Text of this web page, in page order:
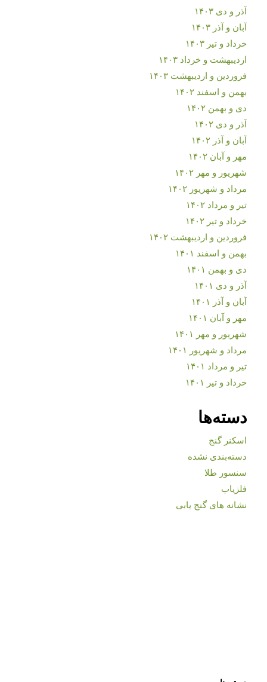
آذر و دی ۱۴۰۳
آبان و آذر ۱۴۰۳
خرداد و تیر ۱۴۰۳
اردیبهشت و خرداد ۱۴۰۳
فروردین و اردیبهشت ۱۴۰۳
بهمن و اسفند ۱۴۰۲
دی و بهمن ۱۴۰۲
آذر و دی ۱۴۰۲
آبان و آذر ۱۴۰۲
مهر و آبان ۱۴۰۲
شهریور و مهر ۱۴۰۲
مرداد و شهریور ۱۴۰۲
تیر و مرداد ۱۴۰۲
خرداد و تیر ۱۴۰۲
فروردین و اردیبهشت ۱۴۰۲
بهمن و اسفند ۱۴۰۱
دی و بهمن ۱۴۰۱
آذر و دی ۱۴۰۱
آبان و آذر ۱۴۰۱
مهر و آبان ۱۴۰۱
شهریور و مهر ۱۴۰۱
مرداد و شهریور ۱۴۰۱
تیر و مرداد ۱۴۰۱
خرداد و تیر ۱۴۰۱
دسته‌ها
اسکنر گنج
دسته‌بندی نشده
سنسور طلا
فلزیاب
نشانه های گنج یابی